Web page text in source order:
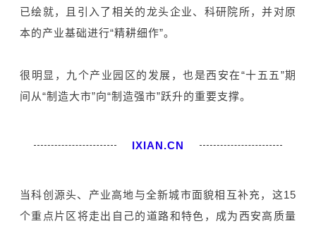
已绘就，且引入了相关的龙头企业、科研院所，并对原
本的产业基础进行“精耕细作”。
很明显，九个产业园区的发展，也是西安在“十五五”期
间从“制造大市”向“制造强市”跃升的重要支撑。
IXIAN.CN
当科创源头、产业高地与全新城市面貌相互补充，这15
个重点片区将走出自己的道路和特色，成为西安高质量